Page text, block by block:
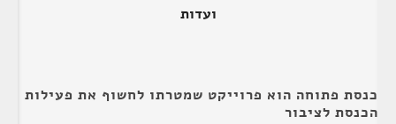
ועדות
כנסת פתוחה הוא פרוייקט שמטרתו לחשוף את פעילות
הכנסת לציבור